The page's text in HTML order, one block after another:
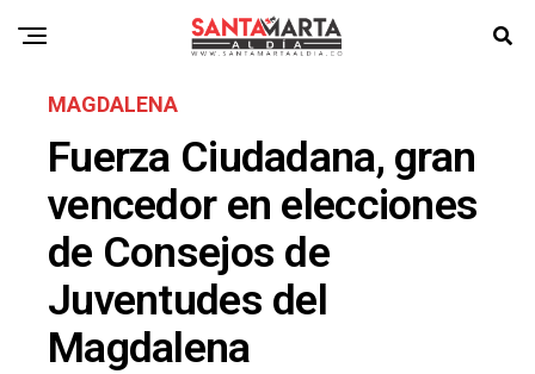
MAGDALENA
Fuerza Ciudadana, gran
vencedor en elecciones
de Consejos de
Juventudes del
Magdalena